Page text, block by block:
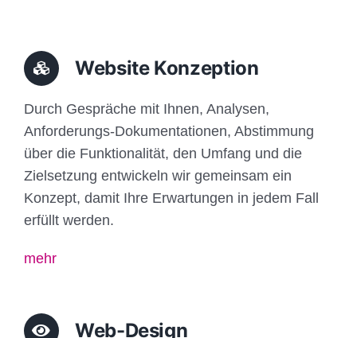
Website Konzeption
Durch Gespräche mit Ihnen, Analysen,
Anforderungs-Dokumentationen, Abstimmung
über die Funktionalität, den Umfang und die
Zielsetzung entwickeln wir gemeinsam ein
Konzept, damit Ihre Erwartungen in jedem Fall
erfüllt werden.
mehr
Web-Design